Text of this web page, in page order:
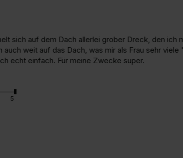
sich auf dem Dach allerlei grober Dreck, den ich
weit auf das Dach, was mir als Frau sehr
echt einfach. Für meine Zwecke super.
5